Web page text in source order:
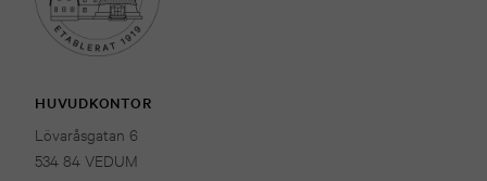
HUVUDKONTOR
Lövaråsgatan 6
534 84 VEDUM